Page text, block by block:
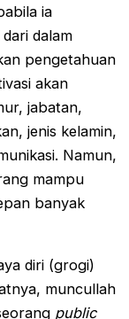
ia
dalam
pengetahuan
akan
jabatan,
jenis kelamin,
Namun,
mampu
banyak
diri (grogi)
muncullah
public